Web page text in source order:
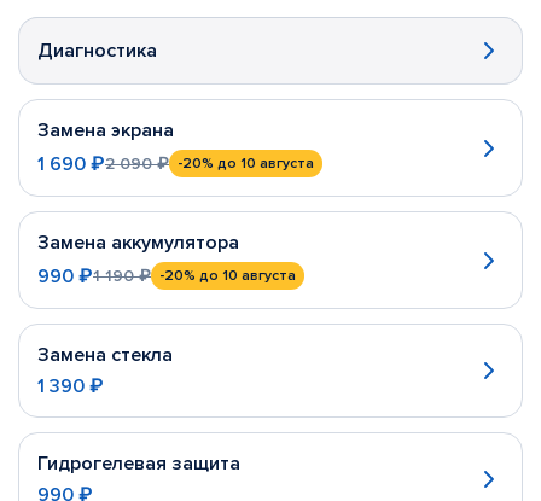
Диагностика
Замена экрана
1 690 ₽2 090 ₽ -20% до 10 августа
Замена аккумулятора
990 ₽1 190 ₽ -20% до 10 августа
Замена стекла
1 390 ₽
Гидрогелевая защита
990 ₽